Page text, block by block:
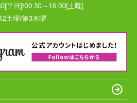
平日]/09:30～16:00[土曜]
2土曜/第3木曜